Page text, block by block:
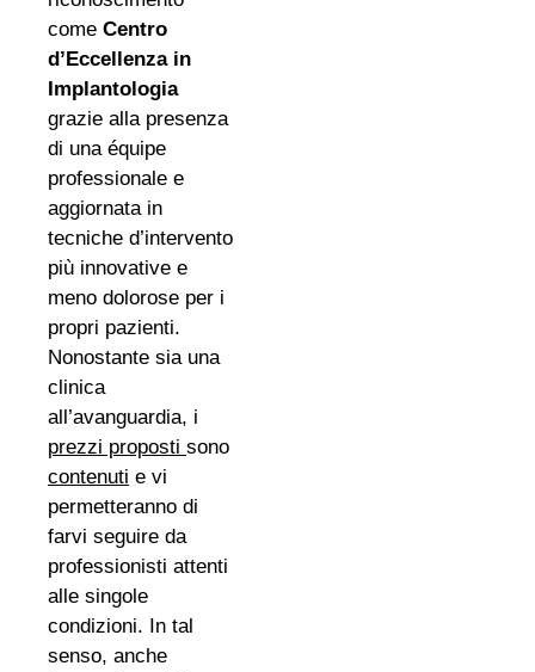
come Centro
d’Eccellenza in
Implantologia
grazie alla presenza
di una équipe
professionale e
aggiornata in
tecniche d’intervento
più innovative e
meno dolorose per i
propri pazienti.
Nonostante sia una
clinica
all’avanguardia, i
prezzi proposti sono
contenuti e vi
permetteranno di
farvi seguire da
professionisti attenti
alle singole
condizioni. In tal
senso, anche